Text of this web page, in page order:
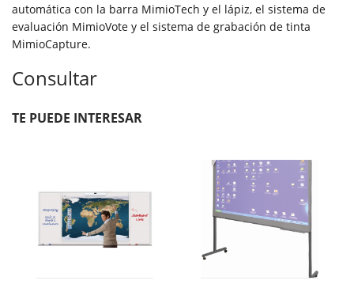
automática con la barra MimioTech y el lápiz, el sistema de
evaluación MimioVote y el sistema de grabación de tinta
MimioCapture.
Consultar
TE PUEDE INTERESAR